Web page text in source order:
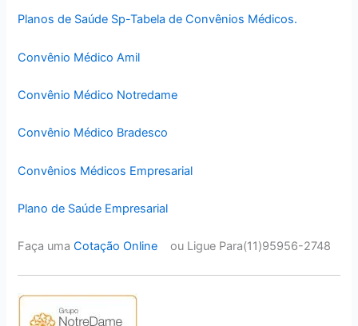
Planos de Saúde Sp-Tabela de Convênios Médicos.
Convênio Médico Amil
Convênio Médico Notredame
Convênio Médico Bradesco
Convênios Médicos Empresarial
Plano de Saúde Empresarial
Faça umaCotação Online ou Ligue Para(11)95956-2748